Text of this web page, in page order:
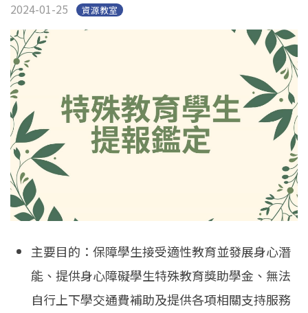
2024-01-25 資源教室
主要目的：保障學生接受適性教育並發展身心潛
能、提供身心障礙學生特殊教育獎助學金、無法
自行上下學交通費補助及提供各項相關支持服務